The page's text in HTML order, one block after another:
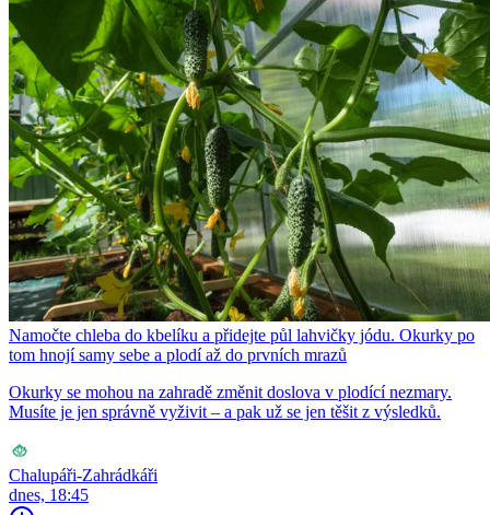
Namočte chleba do kbelíku a přidejte půl lahvičky jódu. Okurky po
tom hnojí samy sebe a plodí až do prvních mrazů
Okurky se mohou na zahradě změnit doslova v plodící nezmary.
Musíte je jen správně vyživit – a pak už se jen těšit z výsledků.
Chalupáři-Zahrádkáři
dnes, 18:45